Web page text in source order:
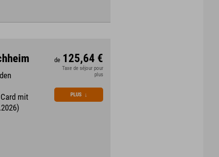
mit
de 125,64 €
Taxe de séjour pour
plus
PLUS ↓